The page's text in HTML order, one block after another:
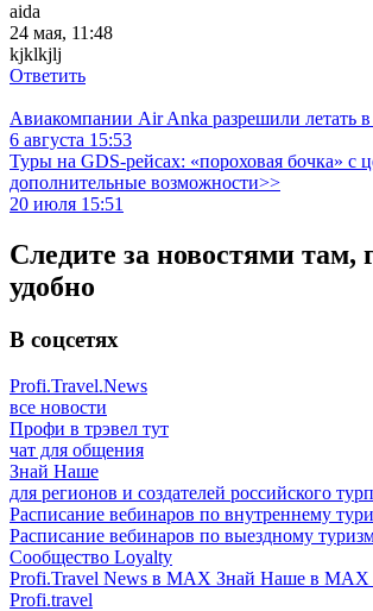
aida
24 мая, 11:48
kjklkjlj
Ответить
Авиакомпании Air Anka разрешили летать
6 августа 15:53
Туры на GDS-рейсах: «пороховая бочка» с
дополнительные возможности>>
20 июля 15:51
Следите за новостями там,
удобно
В соцсетях
Profi.Travel.News
все новости
Профи в трэвел тут
чат для общения
Знай Наше
для регионов и создателей российского
Расписание вебинаров по внутреннему
Расписание вебинаров по выездному
Сообщество Loyalty
Profi.Travel News в MAX Знай Наше в MAX
Profi.travel